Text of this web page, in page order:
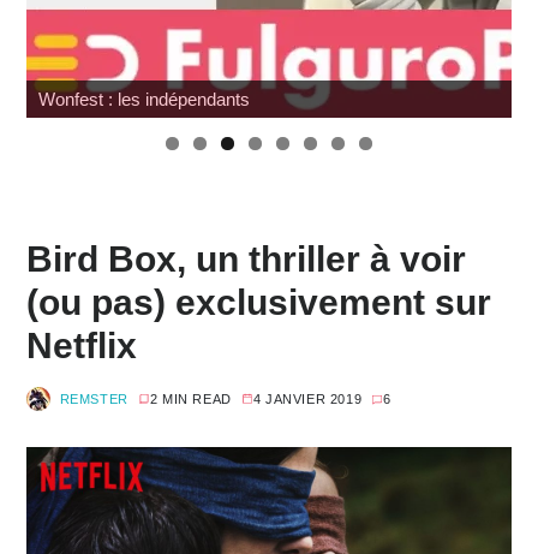
Wonfest : les indépendants
Bird Box, un thriller à voir
(ou pas) exclusivement sur
Netflix
REMSTER 2 MIN READ 4 JANVIER 2019 6